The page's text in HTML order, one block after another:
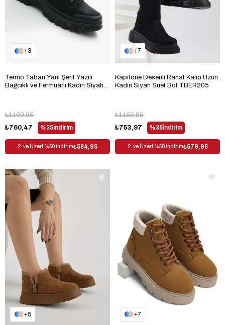
3
Termo Taban Yanı Şerit Yazılı
Bağcıklı ve Fermuarlı Kadın Siyah
%35İndirim
₺760,47
₺1.169,95
2. ve Üzeri %50 İndirim₺584,95
7
Kapitone Desenli Rahat Kalıp Uzun
Kadın Siyah Süet Bot TBER205
%35İndirim
₺753,97
₺1.159,95
2. ve Üzeri %50 İndirim₺579,95
5 7